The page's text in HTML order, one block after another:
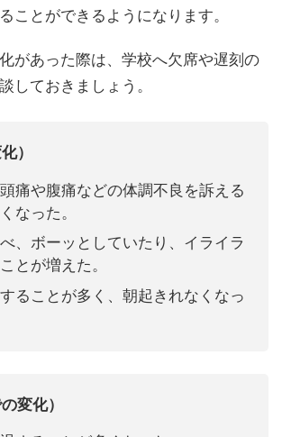
ことができるようになります。
があった際は、学校へ欠席や遅刻の
しておきましょう。
）
痛や腹痛などの体調不良を訴える
なった。
、ボーッとしていたり、イライラ
とが増えた。
ることが多く、朝起きれなくなっ
変化）